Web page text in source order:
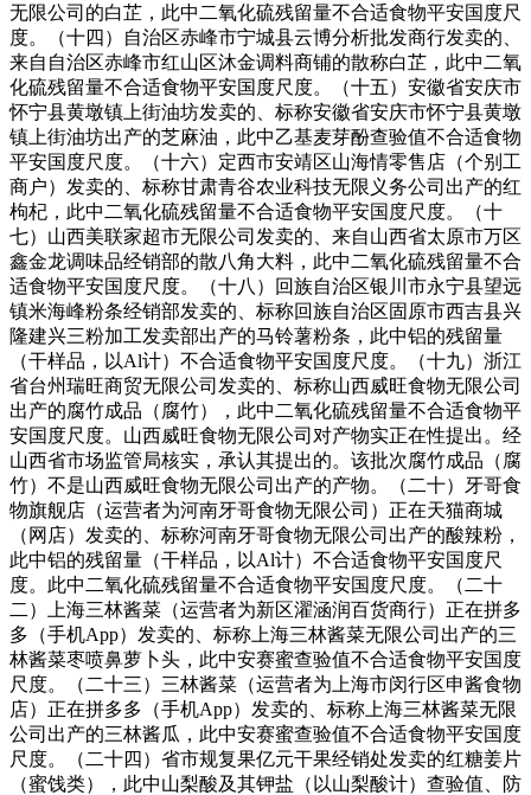
无限公司的白芷，此中二氧化硫残留量不合适食物平安国度尺
度。（十四）自治区赤峰市宁城县云博分析批发商行发卖的、
来自自治区赤峰市红山区沐金调料商铺的散称白芷，此中二氧
化硫残留量不合适食物平安国度尺度。（十五）安徽省安庆市
怀宁县黄墩镇上街油坊发卖的、标称安徽省安庆市怀宁县黄墩
镇上街油坊出产的芝麻油，此中乙基麦芽酚查验值不合适食物
平安国度尺度。（十六）定西市安靖区山海情零售店（个别工
商户）发卖的、标称甘肃青谷农业科技无限义务公司出产的红
枸杞，此中二氧化硫残留量不合适食物平安国度尺度。（十
七）山西美联家超市无限公司发卖的、来自山西省太原市万区
鑫金龙调味品经销部的散八角大料，此中二氧化硫残留量不合
适食物平安国度尺度。（十八）回族自治区银川市永宁县望远
镇米海峰粉条经销部发卖的、标称回族自治区固原市西吉县兴
隆建兴三粉加工发卖部出产的马铃薯粉条，此中铝的残留量
（干样品，以Al计）不合适食物平安国度尺度。（十九）浙江
省台州瑞旺商贸无限公司发卖的、标称山西威旺食物无限公司
出产的腐竹成品（腐竹），此中二氧化硫残留量不合适食物平
安国度尺度。山西威旺食物无限公司对产物实正在性提出。经
山西省市场监管局核实，承认其提出的。该批次腐竹成品（腐
竹）不是山西威旺食物无限公司出产的产物。（二十）牙哥食
物旗舰店（运营者为河南牙哥食物无限公司）正在天猫商城
（网店）发卖的、标称河南牙哥食物无限公司出产的酸辣粉，
此中铝的残留量（干样品，以Al计）不合适食物平安国度尺
度。此中二氧化硫残留量不合适食物平安国度尺度。（二十
二）上海三林酱菜（运营者为新区濯涵润百货商行）正在拼多
多（手机App）发卖的、标称上海三林酱菜无限公司出产的三
林酱菜枣喷鼻萝卜头，此中安赛蜜查验值不合适食物平安国度
尺度。（二十三）三林酱菜（运营者为上海市闵行区申酱食物
店）正在拼多多（手机App）发卖的、标称上海三林酱菜无限
公司出产的三林酱瓜，此中安赛蜜查验值不合适食物平安国度
尺度。（二十四）省市规复果亿元干果经销处发卖的红糖姜片
（蜜饯类），此中山梨酸及其钾盐（以山梨酸计）查验值、防